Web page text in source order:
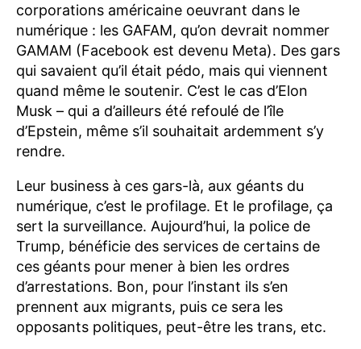
corporations américaine oeuvrant dans le
numérique : les GAFAM, qu’on devrait nommer
GAMAM (Facebook est devenu Meta). Des gars
qui savaient qu’il était pédo, mais qui viennent
quand même le soutenir. C’est le cas d’Elon
Musk – qui a d’ailleurs été refoulé de l’île
d’Epstein, même s’il souhaitait ardemment s’y
rendre.
Leur business à ces gars-là, aux géants du
numérique, c’est le profilage. Et le profilage, ça
sert la surveillance. Aujourd’hui, la police de
Trump, bénéficie des services de certains de
ces géants pour mener à bien les ordres
d’arrestations. Bon, pour l’instant ils s’en
prennent aux migrants, puis ce sera les
opposants politiques, peut-être les trans, etc.